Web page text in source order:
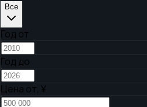
Все
Год от
Год до
Цена от, ¥